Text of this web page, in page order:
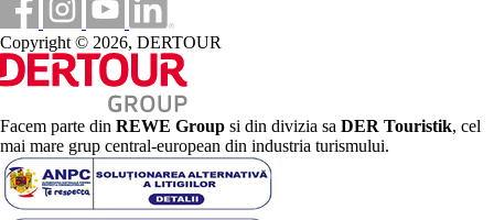
Copyright © 2026, DERTOUR
Facem parte din REWE Group si din divizia sa DER Touristik, cel
mai mare grup central-european din industria turismului.